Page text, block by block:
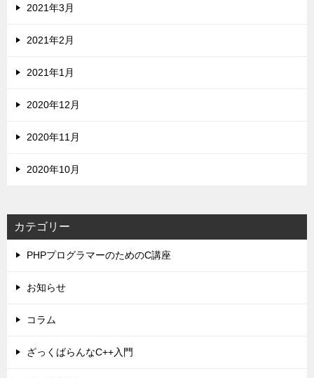
2021年3月
2021年2月
2021年1月
2020年12月
2020年11月
2020年10月
カテゴリー
PHPプログラマーのためのC講座
お知らせ
コラム
ざっくばらんなC++入門